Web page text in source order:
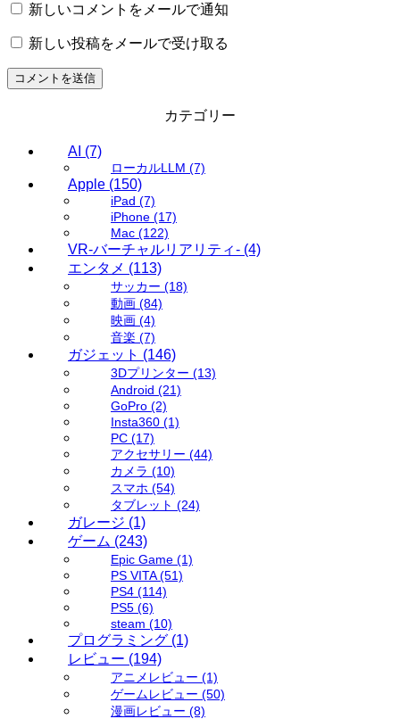
新しいコメントをメールで通知
新しい投稿をメールで受け取る
カテゴリー
AI (7)
ローカルLLM (7)
Apple (150)
iPad (7)
iPhone (17)
Mac (122)
VR-バーチャルリアリティ- (4)
エンタメ (113)
サッカー (18)
動画 (84)
映画 (4)
音楽 (7)
ガジェット (146)
3Dプリンター (13)
Android (21)
GoPro (2)
Insta360 (1)
PC (17)
アクセサリー (44)
カメラ (10)
スマホ (54)
タブレット (24)
ガレージ (1)
ゲーム (243)
Epic Game (1)
PS VITA(51)
PS4 (114)
PS5 (6)
steam (10)
プログラミング (1)
レビュー (194)
アニメレビュー (1)
ゲームレビュー (50)
漫画レビュー (8)